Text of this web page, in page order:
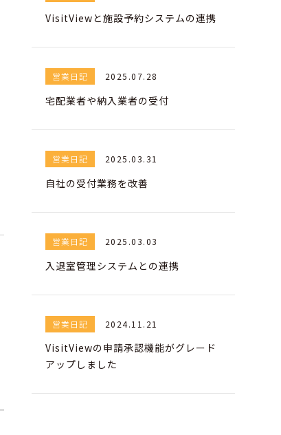
VisitViewと施設予約システムの連携
営業日記 2025.07.28
宅配業者や納入業者の受付
営業日記 2025.03.31
自社の受付業務を改善
営業日記 2025.03.03
入退室管理システムとの連携
営業日記 2024.11.21
VisitViewの申請承認機能がグレード
アップしました